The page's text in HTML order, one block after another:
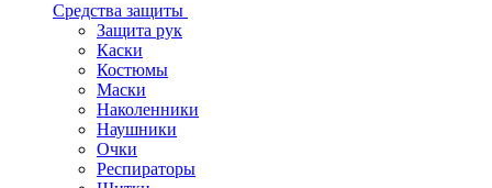
Средства защиты
Защита рук
Каски
Костюмы
Маски
Наколенники
Наушники
Очки
Респираторы